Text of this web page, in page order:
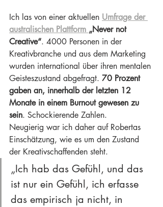
Ich las von einer aktuellen Umfrage der
australischen Plattform „Never not
Creative“. 4000 Personen in der
Kreativbranche und aus dem Marketing
wurden international über ihren mentalen
Geisteszustand abgefragt. 70 Prozent
gaben an, innerhalb der letzten 12
Monate in einem Burnout gewesen zu
sein. Schockierende Zahlen.
Neugierig war ich daher auf Robertas
Einschätzung, wie es um den Zustand
der Kreativschaffenden steht.
„Ich hab das Gefühl, und das
ist nur ein Gefühl, ich erfasse
das empirisch ja nicht, in